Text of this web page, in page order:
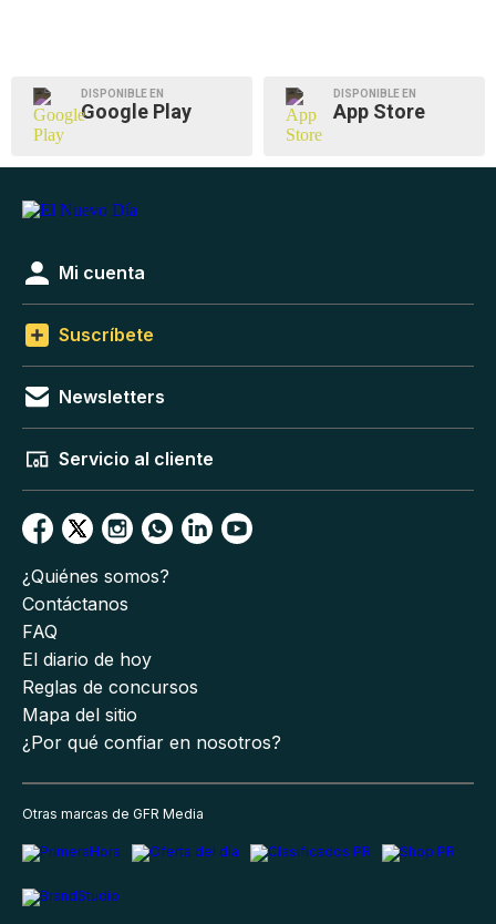
DISPONIBLE EN
Google Play
DISPONIBLE EN
App Store
Mi cuenta
Suscríbete
Newsletters
Servicio al cliente
¿Quiénes somos?
Contáctanos
FAQ
El diario de hoy
Reglas de concursos
Mapa del sitio
¿Por qué confiar en nosotros?
Otras marcas de GFR Media